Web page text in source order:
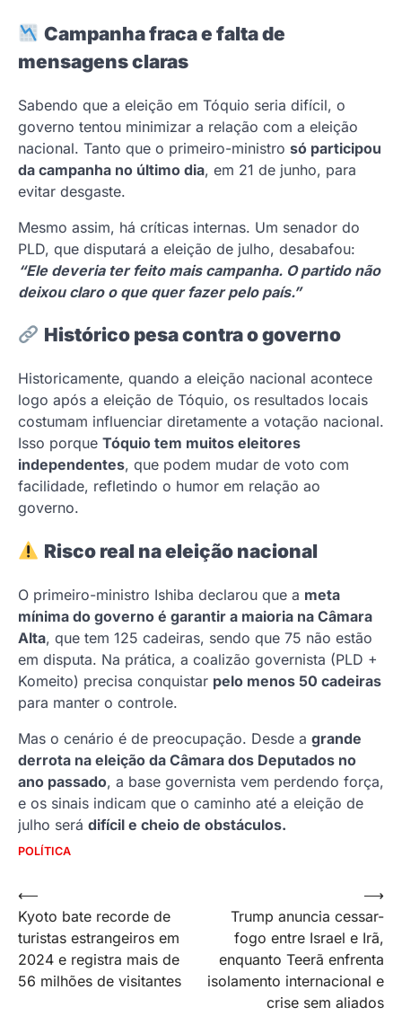
Campanha fraca e falta de
mensagens claras
Sabendo que a eleição em Tóquio seria difícil, o
governo tentou minimizar a relação com a eleição
nacional. Tanto que o primeiro-ministro só participou
da campanha no último dia, em 21 de junho, para
evitar desgaste.
Mesmo assim, há críticas internas. Um senador do
PLD, que disputará a eleição de julho, desabafou:
“Ele deveria ter feito mais campanha. O partido não
deixou claro o que quer fazer pelo país.”
Histórico pesa contra o governo
Historicamente, quando a eleição nacional acontece
logo após a eleição de Tóquio, os resultados locais
costumam influenciar diretamente a votação nacional.
Isso porque Tóquio tem muitos eleitores
independentes, que podem mudar de voto com
facilidade, refletindo o humor em relação ao
governo.
Risco real na eleição nacional
O primeiro-ministro Ishiba declarou que a meta
mínima do governo é garantir a maioria na Câmara
Alta, que tem 125 cadeiras, sendo que 75 não estão
em disputa. Na prática, a coalizão governista (PLD +
Komeito) precisa conquistar pelo menos 50 cadeiras
para manter o controle.
Mas o cenário é de preocupação. Desde a grande
derrota na eleição da Câmara dos Deputados no
ano passado, a base governista vem perdendo força,
e os sinais indicam que o caminho até a eleição de
julho será difícil e cheio de obstáculos.
POLÍTICA
Navegação
de
Post
⟵
Kyoto bate recorde de
turistas estrangeiros em
2024 e registra mais de
56 milhões de visitantes
Trump anuncia cessar-
fogo entre Israel e Irã,
enquanto Teerã enfrenta
isolamento internacional e
crise sem aliados
⟶